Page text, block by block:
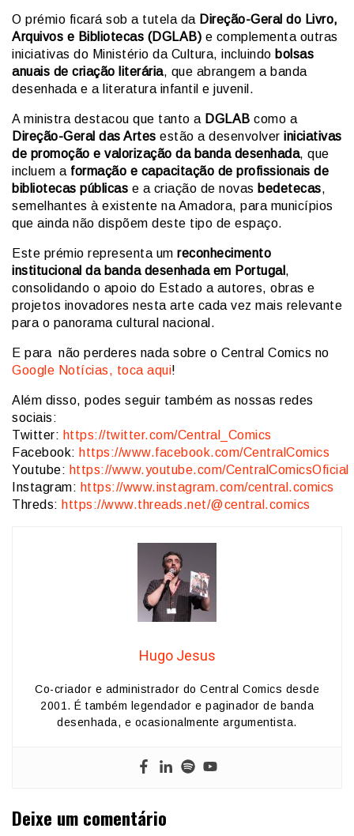
O prémio ficará sob a tutela da Direção-Geral do Livro,
Arquivos e Bibliotecas (DGLAB) e complementa outras
iniciativas do Ministério da Cultura, incluindo bolsas
anuais de criação literária, que abrangem a banda
desenhada e a literatura infantil e juvenil.
A ministra destacou que tanto a DGLAB como a
Direção-Geral das Artes estão a desenvolver iniciativas
de promoção e valorização da banda desenhada, que
incluem a formação e capacitação de profissionais de
bibliotecas públicas e a criação de novas bedetecas,
semelhantes à existente na Amadora, para municípios
que ainda não dispõem deste tipo de espaço.
Este prémio representa um reconhecimento
institucional da banda desenhada em Portugal ,
consolidando o apoio do Estado a autores, obras e
projetos inovadores nesta arte cada vez mais relevante
para o panorama cultural nacional.
E para não perderes nada sobre o Central Comics no
Google Notícias, toca aqui!
Além disso, podes seguir também as nossas redes
sociais:
Twitter: https://twitter.com/Central_Comics
Facebook: https://www.facebook.com/CentralComics
Youtube: https://www.youtube.com/CentralComicsOficial
Instagram: https://www.instagram.com/central.comics
Threds: https://www.threads.net/@central.comics
Hugo Jesus
Co-criador e administrador do Central Comics desde
2001. É também legendador e paginador de banda
desenhada, e ocasionalmente argumentista.
Deixe um comentário